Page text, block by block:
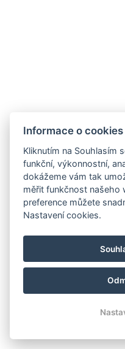
+420
Právní
Informace o cookies
Kliknutím na Souhlasím
funkční, výkonnostní,
dokážeme vám tak
měřit funkčnost našeho
preference můžete
Nastavení cookies.